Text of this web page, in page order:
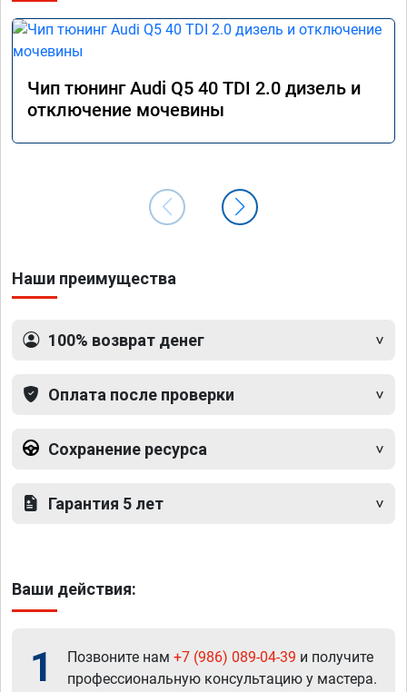
Чип тюнинг Audi Q5 40 TDI 2.0 дизель и
отключение мочевины
Наши преимущества
100% возврат денег
Оплата после проверки
Сохранение ресурса
Гарантия 5 лет
Ваши действия:
1 Позвоните нам +7 (986) 089-04-39 и получите
профессиональную консультацию у мастера.